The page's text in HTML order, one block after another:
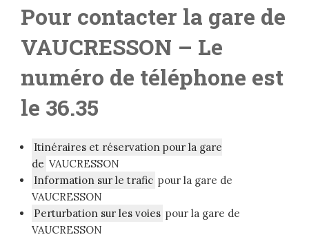
Pour contacter la gare de
VAUCRESSON – Le
numéro de téléphone est
le 36.35
Itinéraires et réservation pour la gare
de VAUCRESSON
Information sur le trafic pour la gare de
VAUCRESSON
Perturbation sur les voies pour la gare de
VAUCRESSON